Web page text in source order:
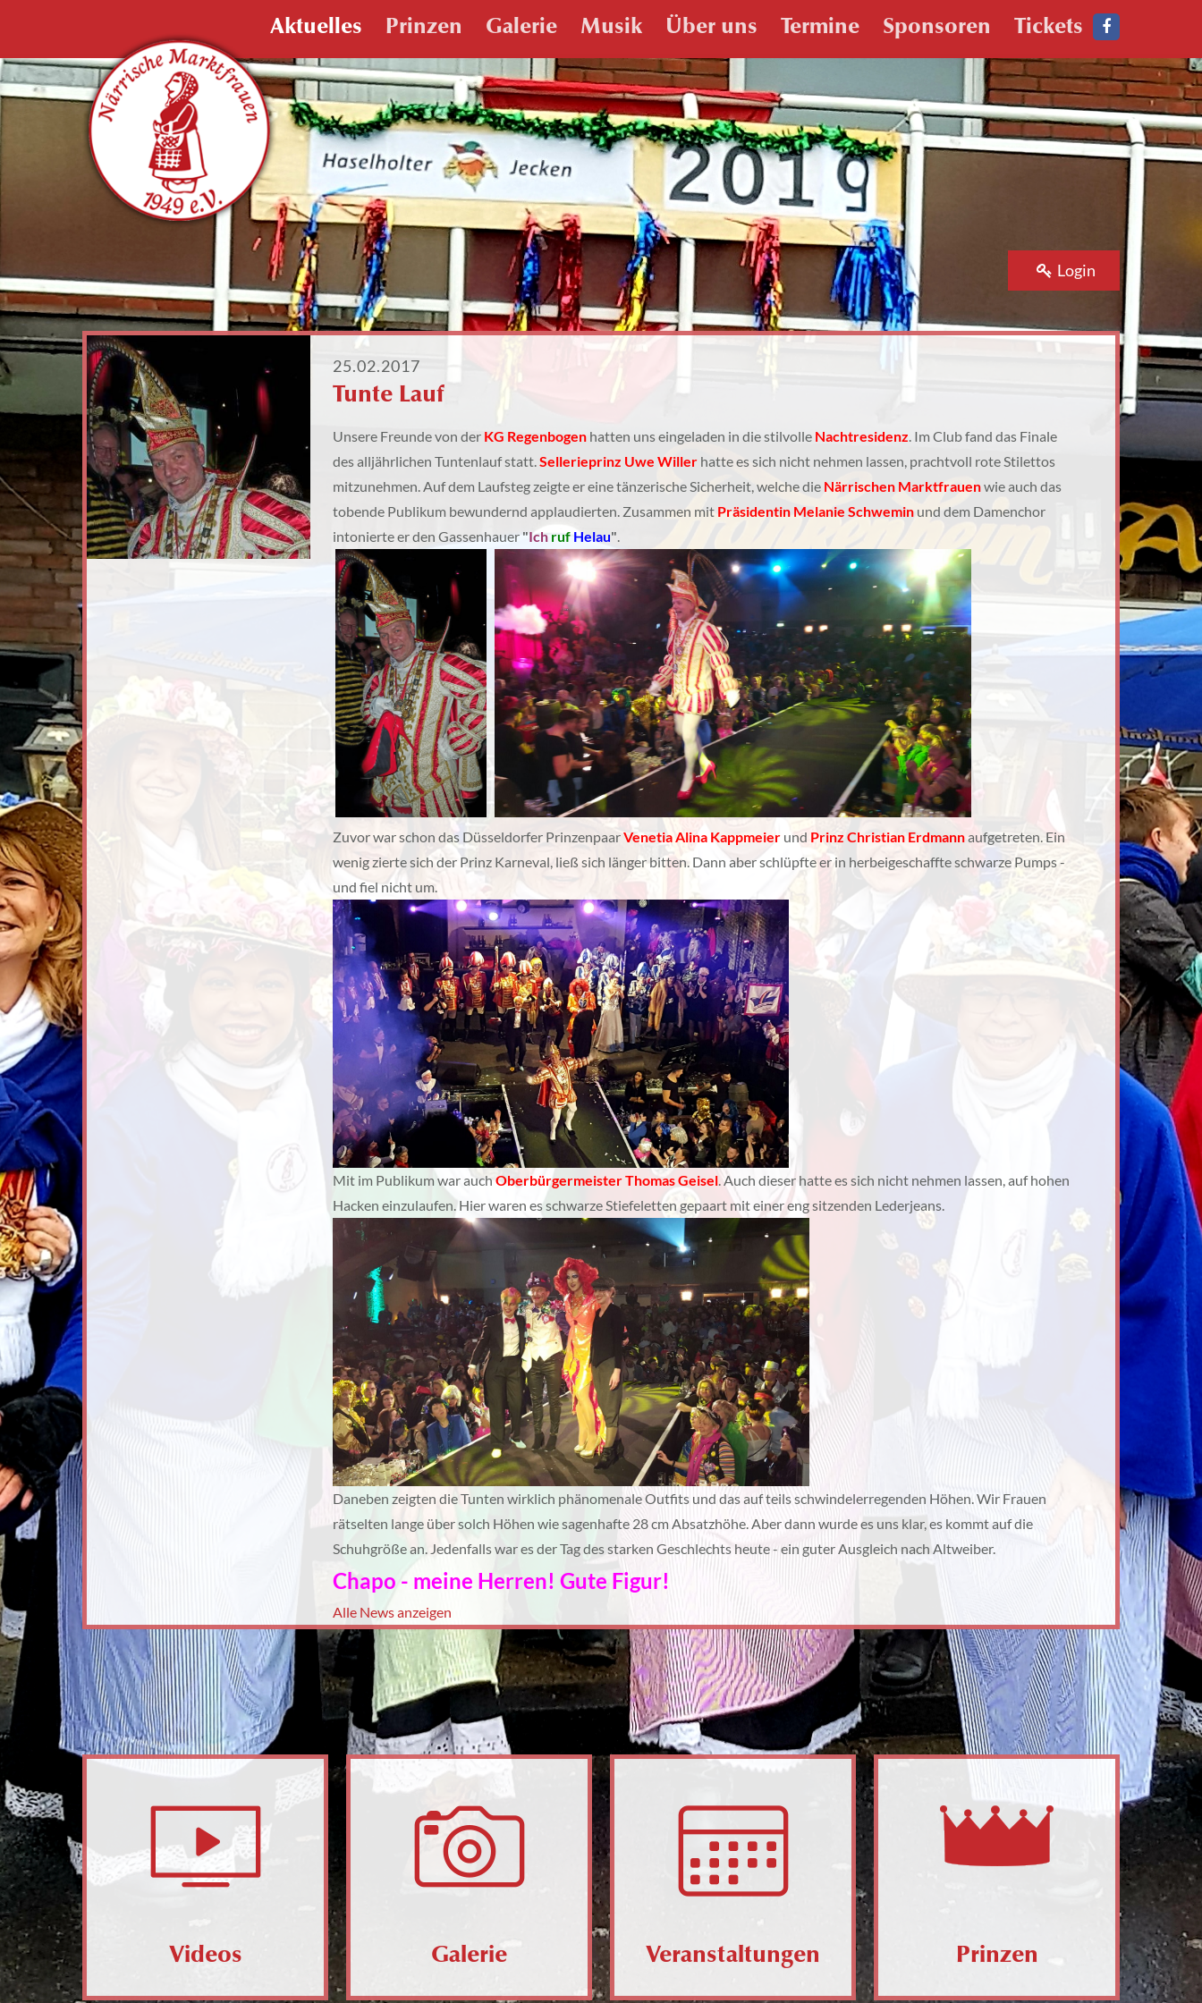
Aktuelles Prinzen Galerie Musik Über uns Termine Sponsoren Tickets
Login
25.02.2017
Tunte Lauf
Unsere Freunde von der KG Regenbogen hatten uns eingeladen in die stilvolle Nachtresidenz. Im Club fand das Finale
des alljährlichen Tuntenlauf statt.Sellerieprinz Uwe Willer hatte es sich nicht nehmen lassen, prachtvoll rote Stilettos
mitzunehmen. Auf dem Laufsteg zeigte er eine tänzerische Sicherheit, welche die Närrischen Marktfrauenwie auch das
tobende Publikum bewundernd applaudierten. Zusammen mit Präsidentin Melanie Schwemin und dem Damenchor
intonierte er den Gassenhauer "Ich ruf Helau".
Zuvor war schon das Düsseldorfer PrinzenpaarVenetia Alina Kappmeier und Prinz Christian Erdmannaufgetreten. Ein
wenig zierte sich der Prinz Karneval, ließ sich länger bitten. Dann aber schlüpfte er in herbeigeschaffte schwarze Pumps -
und fiel nicht um.
Mit im Publikum war auchOberbürgermeister Thomas Geisel. Auch dieser hatte es sich nicht nehmen lassen, auf hohen
Hacken einzulaufen. Hier waren es schwarze Stiefeletten gepaart mit einer eng sitzenden Lederjeans.
Daneben zeigten die Tunten wirklich phänomenale Outfits und das auf teils schwindelerregenden Höhen. Wir Frauen
rätselten lange über solch Höhen wie sagenhafte 28 cm Absatzhöhe. Aber dann wurde es uns klar, es kommt auf die
Schuhgröße an. Jedenfalls war es der Tag des starken Geschlechts heute - ein guter Ausgleich nach Altweiber.
Chapo - meine Herren! Gute Figur!
Alle News anzeigen
Videos Galerie Veranstaltungen Prinzen